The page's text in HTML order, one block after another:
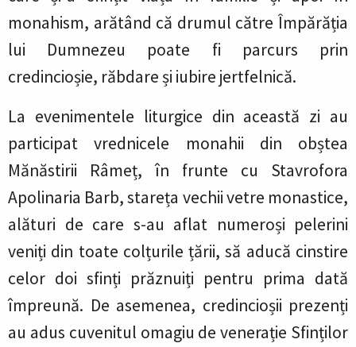
monahism, arătând că drumul către Împărăția
lui Dumnezeu poate fi parcurs prin
credincioșie, răbdare și iubire jertfelnică.
La evenimentele liturgice din această zi au
participat vrednicele monahii din obștea
Mănăstirii Râmeț, în frunte cu Stavrofora
Apolinaria Barb, stareța vechii vetre monastice,
alături de care s-au aflat numeroși pelerini
veniți din toate colțurile țării, să aducă cinstire
celor doi sfinți prăznuiți pentru prima dată
împreună. De asemenea, credincioșii prezenți
au adus cuvenitul omagiu de venerație Sfinților